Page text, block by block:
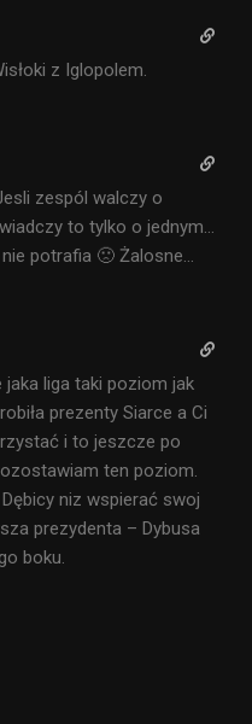
z Iglopolem.
zespól walczy o
to tylko o jednym…
potrafia 🙁 Żalosne…
jaka liga taki poziom jak
prezenty Siarce a Ci
i to jeszcze po
ten poziom.
niz wspierać swoj
prezydenta – Dybusa
boku.